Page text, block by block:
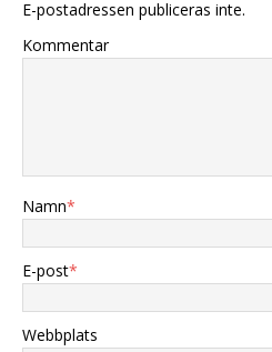
E-postadressen publiceras inte.
Kommentar
Namn*
E-post*
Webbplats